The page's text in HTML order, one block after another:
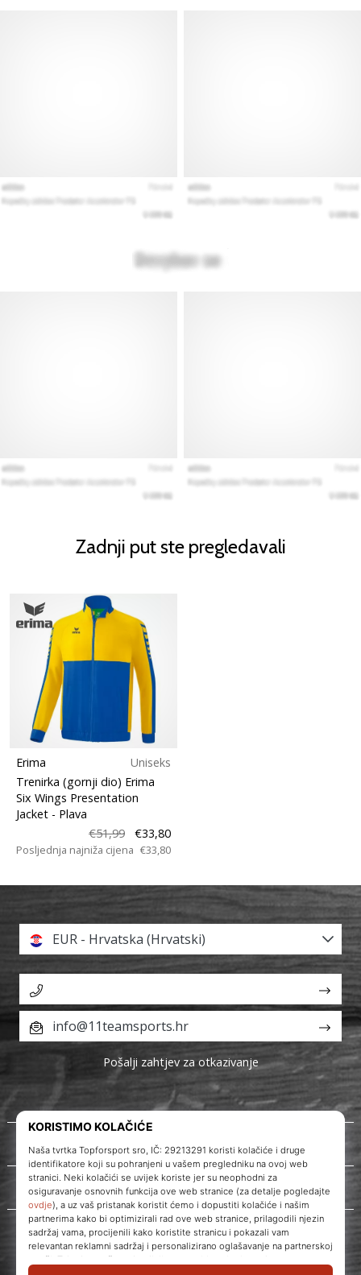
Zadnji put ste pregledavali
Erima
Uniseks
Trenirka (gornji dio) Erima
Six Wings Presentation
Jacket - Plava
€51,99
€33,80
Posljednja najniža cijena €33,80
O nama
Korisnička podrška
EUR - Hrvatska (Hrvatski)
info@11teamsports.hr
Pošalji zahtjev za otkazivanje